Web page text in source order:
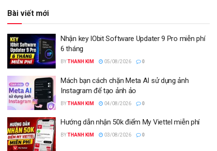
Bài viết mới
Nhận key IObit Software Updater 9 Pro miễn phí
6 tháng
BYTHANH KIM 05/08/2026 0
Mách bạn cách chặn Meta AI sử dụng ảnh
Instagram để tạo ảnh ảo
BYTHANH KIM 04/08/2026 0
Hướng dẫn nhận 50k điểm My Viettel miễn phí
BYTHANH KIM 03/08/2026 0